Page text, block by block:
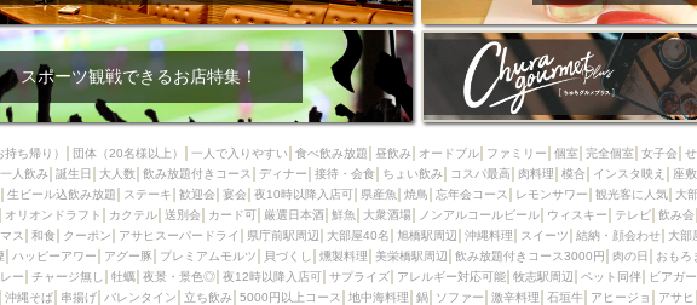
綺麗orお洒落なトイレ
ランチバイキング フルーツハイボール 飲み比べセット 首
クラフトビール
鉄板焼き 幹事様特典 おばんざい チーズタッカルビ 奥武山公
壺川駅周辺
秋限定メニュー 春限定メニュー フレンチ 夏限定メニュー ENJOY
ラクレット
赤嶺駅周辺 シードル 那覇空港駅周辺 儀保駅周辺
スポーツ観戦できるお店特集！
ち帰り） 団体（20名様以上） 一人で入りやすい 食べ飲み放題 昼飲み オードブル ファミリー 個室 完全個室 女子会
一人飲み 誕生日 大人数 飲み放題付きコース ディナー 接待・会食 ちょい飲み コスパ最高 肉料理 模合 インスタ映え 座
生ビール込飲み放題 ステーキ 歓迎会 宴会 夜10時以降入店可 県産魚 焼鳥 忘年会コース レモンサワー 観光客に人気 大
オリオンドラフト カクテル 送別会 カード可 厳選日本酒 鮮魚 大衆酒場 ノンアルコールビール ウィスキー テレビ 飲み会
ス 和食 クーポン アサヒスーパードライ 県庁前駅周辺 大部屋40名 旭橋駅周辺 沖縄料理 スイーツ 結納・顔会わせ 大部
ハッピーアワー アグー豚 プレミアムモルツ 貝づくし 燻製料理 美栄橋駅周辺 飲み放題付きコース3000円 肉の日 おもろ
ー チャージ無し 牡蠣 夜景・景色◎ 夜12時以降入店可 サプライズ アレルギー対応可能 牧志駅周辺 ペット同伴 ビアガ
沖縄そば 串揚げ バレンタイン 立ち飲み 5000円以上コース 地中海料理 鍋 ソファー 激辛料理 石垣牛 アヒージョ アサヒ